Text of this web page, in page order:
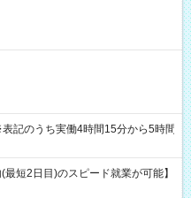
短2日目)のスピード就業が可能】